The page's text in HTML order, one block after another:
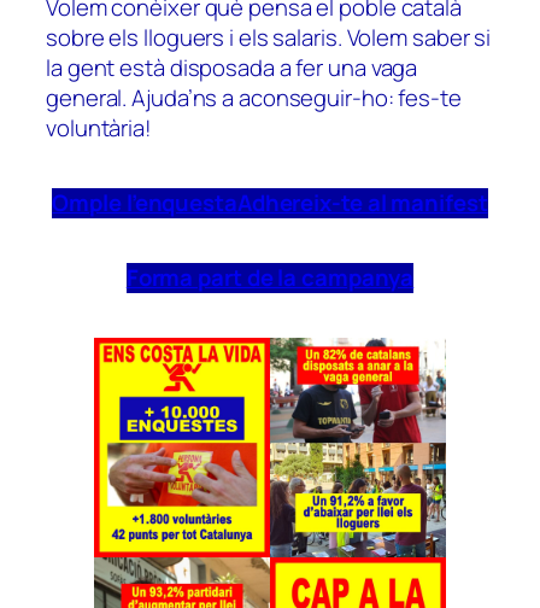
Volem conèixer què pensa el poble català
sobre els lloguers i els salaris. Volem saber si
la gent està disposada a fer una vaga
general. Ajuda’ns a aconseguir-ho: fes-te
voluntària!
Omple l’enquestaAdhereix-te al manifest
Forma part de la campanya